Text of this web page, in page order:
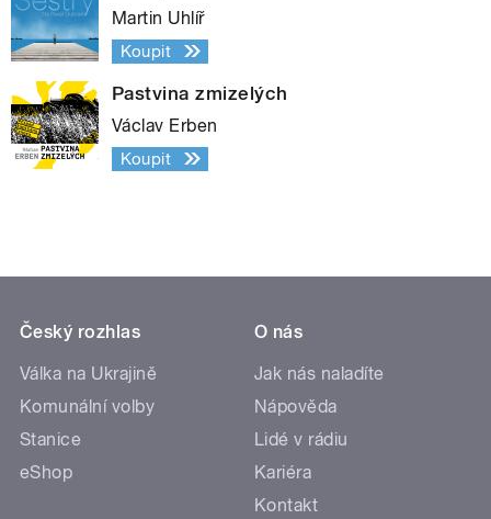
Martin Uhlíř
Koupit
Pastvina zmizelých
Václav Erben
Koupit
Český rozhlas
Válka na Ukrajině
Komunální volby
Stanice
eShop
O nás
Jak nás naladíte
Nápověda
Lidé v rádiu
Kariéra
Kontakt